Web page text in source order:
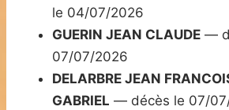
le 04/07/2026
GUERIN JEAN CLAUDE —
07/07/2026
DELARBRE JEAN
GABRIEL — décès le 07/